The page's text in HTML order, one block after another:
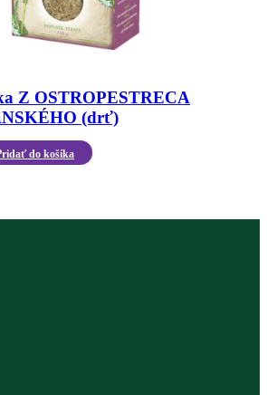
Z OSTROPESTRECA
(drť)
do košíka